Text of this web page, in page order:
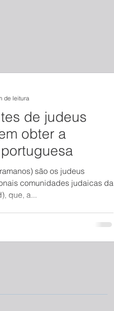
de judeus
obter a
são os judeus
comunidades judaicas da
que, a...
de leitura